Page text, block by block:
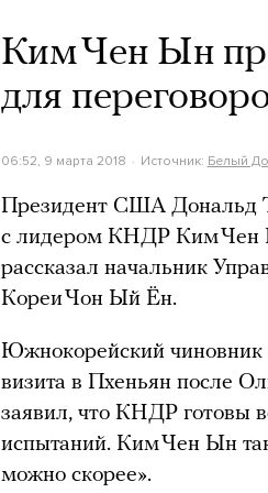
Ким Чен Ын
для
06:52, 9 марта 2018 Источник: Белый
Президент США Дональд
с лидером КНДР Ким Чен
рассказал начальник
Кореи Чон Ый Ён.
Южнокорейский чиновник
визита в Пхеньян после
заявил, что КНДР готовы
испытаний. Ким Чен Ын
можно скорее».